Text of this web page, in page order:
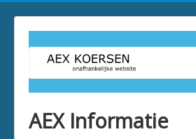
AEX Informatie